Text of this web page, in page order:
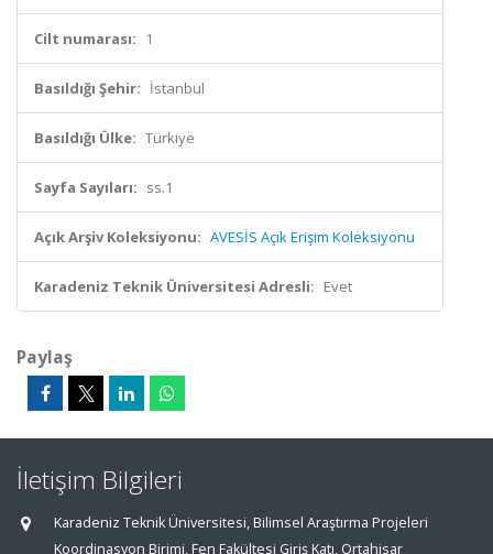
Cilt numarası: 1
Basıldığı Şehir: İstanbul
Basıldığı Ülke: Türkiye
Sayfa Sayıları: ss.1
Açık Arşiv Koleksiyonu: AVESİS Açık Erişim Koleksiyonu
Karadeniz Teknik Üniversitesi Adresli: Evet
Paylaş
İletişim Bilgileri
Karadeniz Teknik Üniversitesi, Bilimsel Araştırma Projeleri
Koordinasyon Birimi, Fen Fakültesi Giriş Katı, Ortahisar